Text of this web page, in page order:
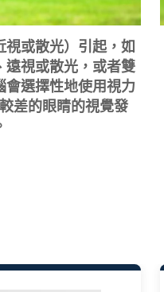
視或散光）引起，如
遠視或散光，或者雙
會選擇性地使用視力
差的眼睛的視覺發